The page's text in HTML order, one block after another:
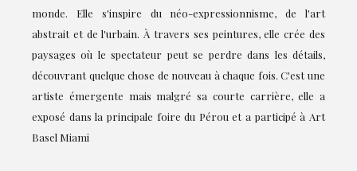
monde. Elle s'inspire du néo-expressionnisme, de l'art
abstrait et de l'urbain. À travers ses peintures, elle crée des
paysages où le spectateur peut se perdre dans les détails,
découvrant quelque chose de nouveau à chaque fois. C'est une
artiste émergente mais malgré sa courte carrière, elle a
exposé dans la principale foire du Pérou et a participé à Art
Basel Miami